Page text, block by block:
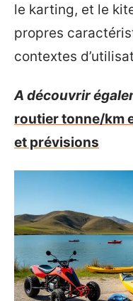
le karting, et le
propres
contextes
A découvrir
routier tonne/km
et prévisions